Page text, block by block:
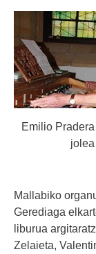
Emilio
Mallabiko
Gerediaga
liburua
Zelaieta,